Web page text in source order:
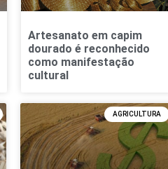
Artesanato em capim
dourado é reconhecido
como manifestação
cultural
AGRICULTURA